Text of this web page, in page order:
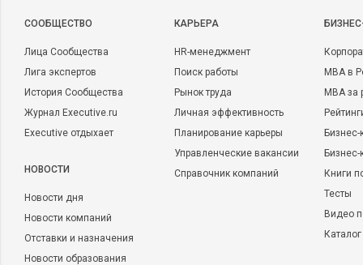
CООБЩЕСТВО
Лица Сообщества
Лига экспертов
История Сообщества
Журнал Executive.ru
Executive отдыхает
НОВОСТИ
Новости дня
Новости компаний
Отставки и назначения
Новости образования
КАРЬЕРА
HR-менеджмент
Поиск работы
Рынок труда
Личная эффективность
Планирование карьеры
Управленческие вакансии
Справочник компаний
MBA в
MBA
Бизнес-
Книги
Тесты
Видео